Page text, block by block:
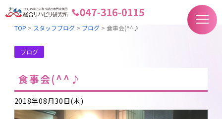
TOP > スタッフブログ> ブログ> 食事会(^^♪
ブログ
食事会(^^♪
2018年08月30日(木)